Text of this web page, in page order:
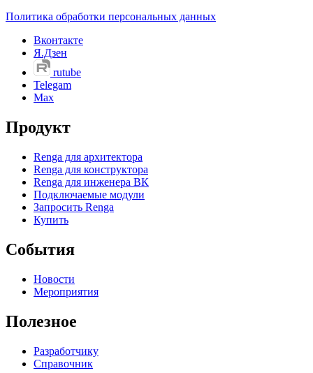
Политика обработки персональных данных
Вконтакте
Я.Дзен
rutube
Telegam
Max
Продукт
Renga для архитектора
Renga для конструктора
Renga для инженера ВК
Подключаемые модули
Запросить Renga
Купить
События
Новости
Мероприятия
Полезное
Разработчику
Справочник